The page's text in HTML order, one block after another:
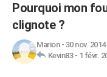
Pourquoi mon
clignote ?
Marion- 30 nov. 2014
Kevin83- 1 févr.